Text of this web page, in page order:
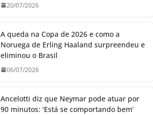
20/07/2026
A queda na Copa de 2026 e como a
Noruega de Erling Haaland surpreendeu e
eliminou o Brasil
06/07/2026
Ancelotti diz que Neymar pode atuar por
90 minutos: ‘Está se comportando bem’